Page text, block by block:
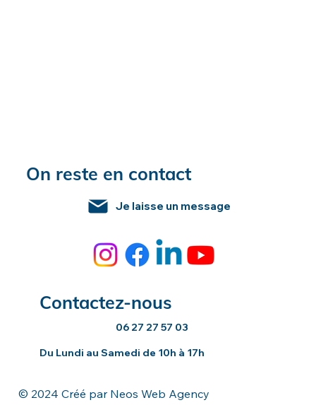
On reste en contact
Je laisse un message
Contactez-nous
06 27 27 57 03
Du Lundi au Samedi de 10h à 17h
© 2024 Créé par Neos Web Agency